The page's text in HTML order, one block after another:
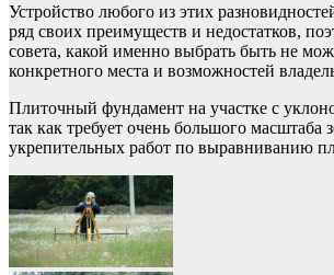
Устройство любого из этих
ряд своих преимуществ и недостатков,
совета, какой именно выбрать быть не
конкретного места и возможностей
Плиточный фундамент на участке с
так как требует очень большого масштаба
укрепительных работ по выравниванию